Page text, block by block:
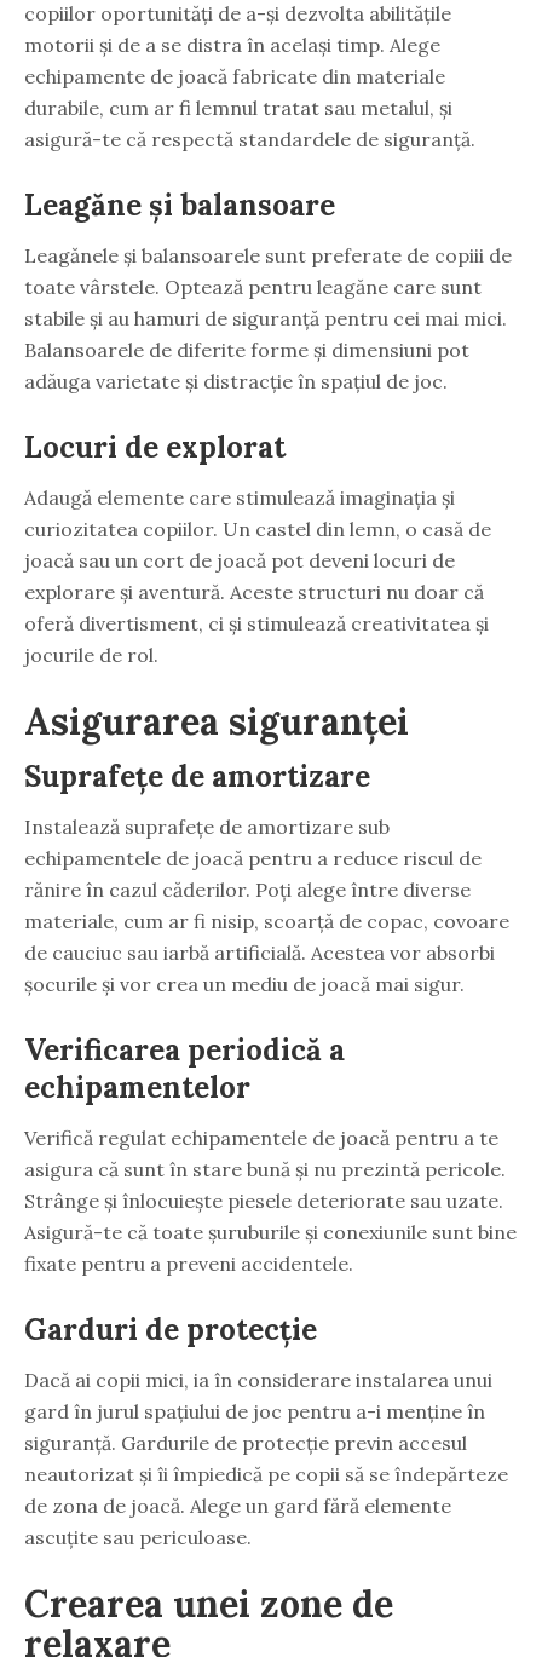
copiilor oportunități de a-și dezvolta abilitățile
motorii și de a se distra în același timp. Alege
echipamente de joacă fabricate din materiale
durabile, cum ar fi lemnul tratat sau metalul, și
asigură-te că respectă standardele de siguranță.
Leagăne și balansoare
Leagănele și balansoarele sunt preferate de copiii de
toate vârstele. Optează pentru leagăne care sunt
stabile și au hamuri de siguranță pentru cei mai mici.
Balansoarele de diferite forme și dimensiuni pot
adăuga varietate și distracție în spațiul de joc.
Locuri de explorat
Adaugă elemente care stimulează imaginația și
curiozitatea copiilor. Un castel din lemn, o casă de
joacă sau un cort de joacă pot deveni locuri de
explorare și aventură. Aceste structuri nu doar că
oferă divertisment, ci și stimulează creativitatea și
jocurile de rol.
Asigurarea siguranței
Suprafețe de amortizare
Instalează suprafețe de amortizare sub
echipamentele de joacă pentru a reduce riscul de
rănire în cazul căderilor. Poți alege între diverse
materiale, cum ar fi nisip, scoarță de copac, covoare
de cauciuc sau iarbă artificială. Acestea vor absorbi
șocurile și vor crea un mediu de joacă mai sigur.
Verificarea periodică a
echipamentelor
Verifică regulat echipamentele de joacă pentru a te
asigura că sunt în stare bună și nu prezintă pericole.
Strânge și înlocuiește piesele deteriorate sau uzate.
Asigură-te că toate șuruburile și conexiunile sunt bine
fixate pentru a preveni accidentele.
Garduri de protecție
Dacă ai copii mici, ia în considerare instalarea unui
gard în jurul spațiului de joc pentru a-i menține în
siguranță. Gardurile de protecție previn accesul
neautorizat și îi împiedică pe copii să se îndepărteze
de zona de joacă. Alege un gard fără elemente
ascuțite sau periculoase.
Crearea unei zone de
relaxare